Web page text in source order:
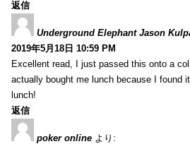
返信
Underground Elephant Jason
2019年5月18日 10:59 PM
Excellent read, I just passed this onto a
actually bought me lunch because I found
lunch!
返信
poker online より: